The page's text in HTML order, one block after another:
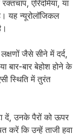
एरिदमिया, या
यह न्यूरोलॉजिकल
जैसे सीने में दर्द,
बार-बार बेहोश होने के
स्थिति में तुरंत
दें, उनके पैरों को ऊपर
करें कि उन्हें ताजी हवा